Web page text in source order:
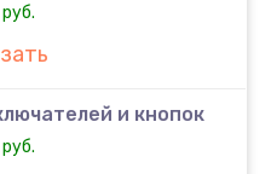
и кнопок